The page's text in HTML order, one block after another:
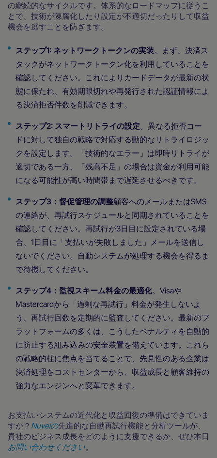
の継続的なサイクルです。体系的なロードマップに従うこ
とで、技術が陳腐化したり設定が不適切だったりして収益
機会を逃すことを防ぎます。
ステップ1: ネットワークトークンの実装。まず、決済ス
タックがネットワークトークン化を利用していることを
確認してください。これによりカードデータが最新の状
態に保たれ、有効期限切れや再発行された認証情報によ
る決済拒否件数を削減できます。
ステップ2: スマートリトライの設定。異なる拒否コー
ドに対して独自の戦略で対応する動的なリトライロジッ
クを設定します。「技術的なエラー」は即時リトライが
適切である一方、「残高不足」の場合は資金が利用可能
になる可能性が高い時間帯まで遅延させるべきです。
ステップ3：督促管理の調整顧客へのメールまたはSMS
の連絡が、再試行スケジュールと同期されていることを
確認してください。再試行が3日目に設定されている場
合、1日目に「支払いが失敗しました」メールを送信し
ないでください。自動システムが処理する機会を得るま
で待機してください。
ステップ4：監視スキーム料金の最適化。Visaや
Mastercardから「過剰な再試行」料金が発生しないよ
う、再試行回数を定期的に監査してください。最新のプ
ラットフォームの多くは、こうしたペナルティを自動的
に防止する組み込みの安全装置を備えています。これら
の戦略的柱に焦点を当てることで、先見性のある企業は
決済処理をコストセンターから、収益成長と顧客維持の
強力なエンジンへと変革できます。
お支払いシステムの近代化と収益回復の準備はできていま
すか？ Nuveiの先進的な自動再試行機能と分析ツールが、
貴社のビジネス成長をどのように支援できるか、ぜひ本日
お問い合わせください。